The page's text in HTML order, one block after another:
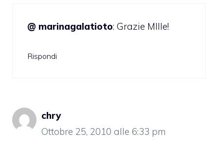
@ marinagalatioto: Grazie MIlle!
Rispondi
chry
Ottobre 25, 2010 alle 6:33 pm